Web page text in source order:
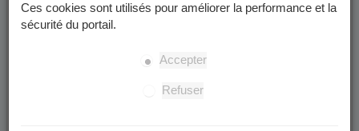
Ces cookies sont utilisés pour améliorer la performance et la
sécurité du portail.
Accepter
Refuser